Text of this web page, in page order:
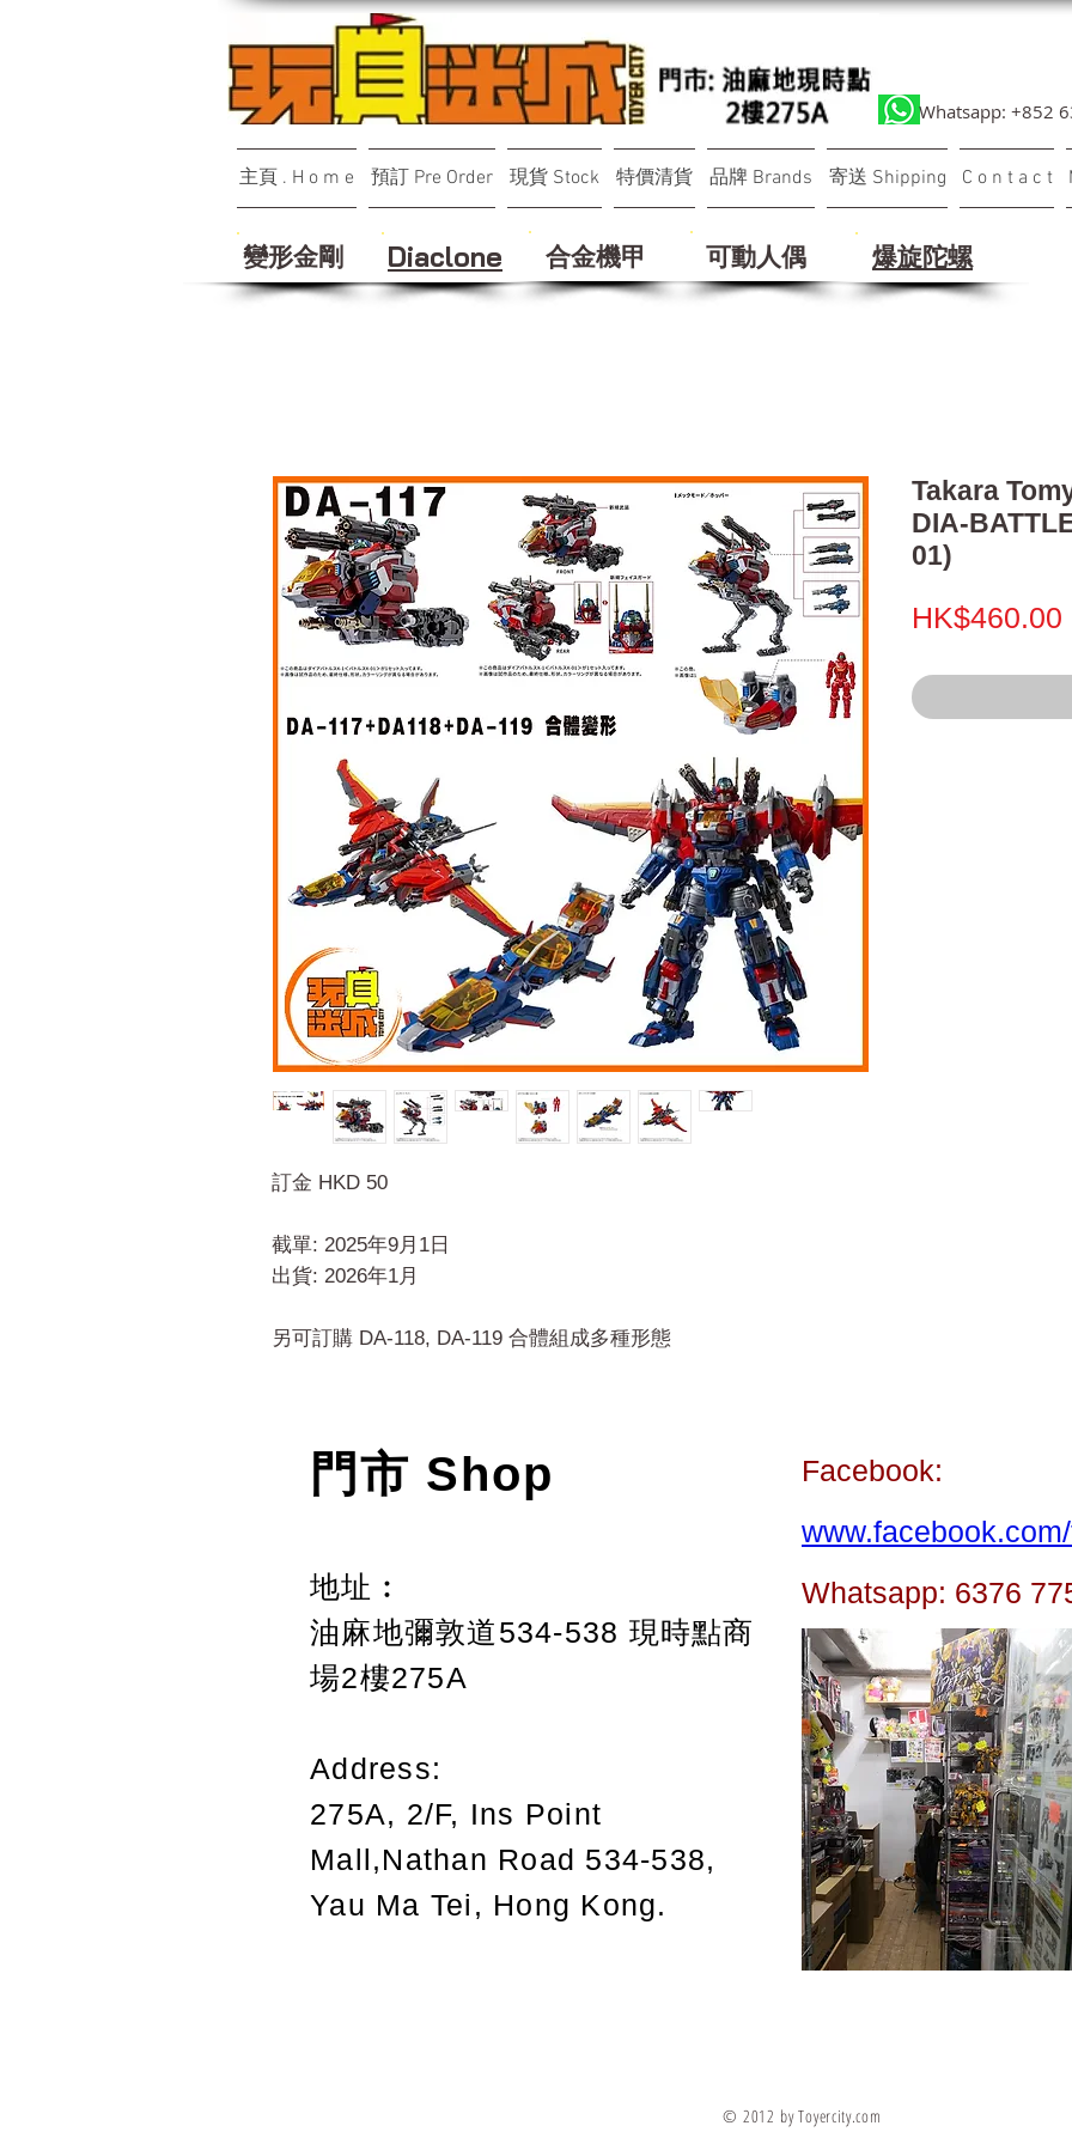
Whatsapp: +852
主頁 . H o m e 預訂 Pre Order 現貨 Stock 特價清貨 品牌 Brands 寄送 Shipping C o n t a c t
變形金剛 Diaclone 合金機甲 可動人偶 ​爆旋陀螺
訂金 HKD 50
截單: 2025年9月1日
出貨: 2026年1月
另可訂購 DA-118, DA-119 合體組成多種形態
Takara
DIA-
01)
HK$460.00
門市 Shop
地址︰
油麻地彌敦道534-538 現時點商
場2樓275A
Address:
275A, 2/F, Ins Point
Mall,Nathan Road 534-538,
Yau Ma Tei, Hong Kong.
Facebook:
Whatsapp: 6376
© 2012 by Toyercity.com